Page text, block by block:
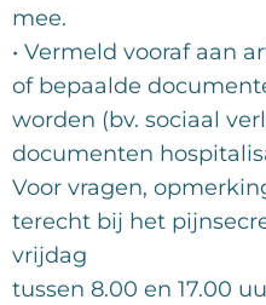
mee.
• Vermeld vooraf aan
of bepaalde
worden (bv. sociaal
documenten
Voor vragen,
terecht bij het
vrijdag
tussen 8.00 en 17.00